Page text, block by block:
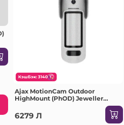
КэшБэк: 3140
Ajax MotionCam Outdoor
HighMount (PhOD) Jeweller
6279 Л